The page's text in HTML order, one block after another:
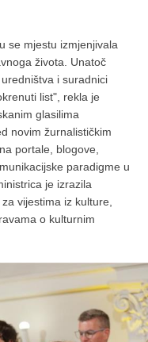
se mjestu izmjenjivala
života. Unatoč
i suradnici
list", rekla je
glasilima
novim žurnalističkim
portale, blogove,
paradigme u
je izrazila
vijestima iz kulture,
o kulturnim